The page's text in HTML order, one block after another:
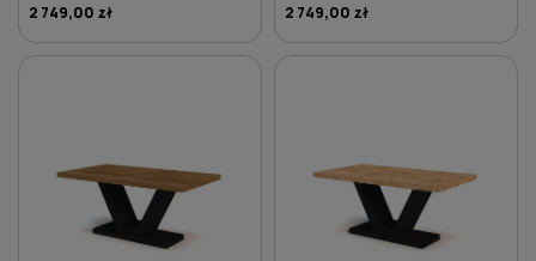
2 749,00 zł 2 749,00 zł